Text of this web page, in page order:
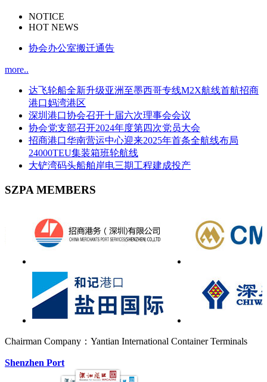
NOTICE
HOT NEWS
协会办公室搬迁通告
more..
达飞轮船全新升级亚洲至墨西哥专线M2X航线首航招商
港口妈湾港区
深圳港口协会召开十届六次理事会会议
协会党支部召开2024年度第四次党员大会
招商港口华南营运中心迎来2025年首条全航线布局
24000TEU集装箱班轮航线
大铲湾码头船舶岸电三期工程建成投产
SZPA MEMBERS
Chairman Company：Yantian International Container Terminals
Shenzhen Port